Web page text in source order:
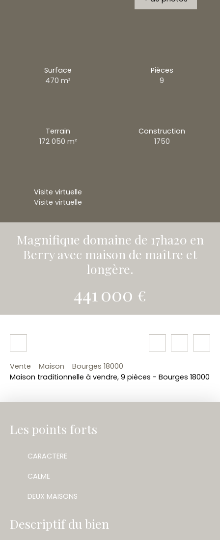
Surface
470m²
Pièces
9
Terrain
172 050 m²
Construction
1750
Visite virtuelle
Visite virtuelle
Magnifique domaine de 17ha20 en
Berry avec maison de maître et
longère.
441 000 €
Vente Maison
Bourges 18000
Maison traditionnelle à vendre, 9 pièces - Bourges 18000
Les points forts
CARACTERE
CALME
DEUX MAISONS
Descriptif du bien